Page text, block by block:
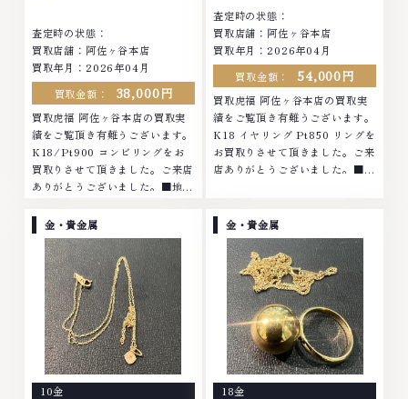
査定時の状態：
買取店舗：阿佐ヶ谷本店
買取年月：2026年04月
買取金額：
38,000円
買取虎福 阿佐ヶ谷本店の買取実
績をご覧頂き有難うございます。
K18/Pt900 コンビリングをお
買取りさせて頂きました。ご来店
ありがとうございました。■地域
ヤモンド ブランド品 ブランド衣
類 お酒買取りのことなら、お任
せくださいなかでも金・プラチナ
等のアクセサリー・貴金属・宝
石・ダイヤモンド・ジュエリーや
ブランド品・時計等は特に自信を
持って、高額査定を実現しており
ます。 古くて使わなくなってし
まったアクセサリー、動かなくな
ってしまった腕時計、多くのお品
物の高価買取りを実現しており、
査定時の状態：
買取店舗：阿佐ヶ谷本店
買取年月：2026年04月
買取金額：
54,000円
買取虎福 阿佐ヶ谷本店の買取実
績をご覧頂き有難うございます。
K18 イヤリング Pt850 リングを
お買取りさせて頂きました。ご来
店ありがとうございました。■地
衣類 お酒買取りのことなら、お
任せくださいなかでも金・プラチ
ナ等のアクセサリー・貴金属・宝
石・ダイヤモンド・ジュエリーや
ブランド品・時計等は特に自信を
持って、高額査定を実現しており
ます。 古くて使わなくなってし
まったアクセサリー、動かなくな
ってしまった腕時計、多くのお品
物の高価買取りを実現しており、
他店ではお値段の付かなかったお
金・貴金属
10金
金・貴金属
18金